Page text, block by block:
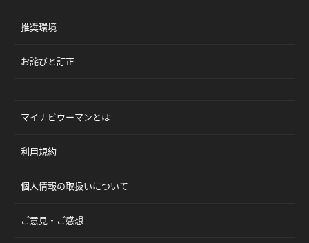
推奨環境
お詫びと訂正
マイナビウーマンとは
利用規約
個人情報の取扱いについて
ご意見・ご感想